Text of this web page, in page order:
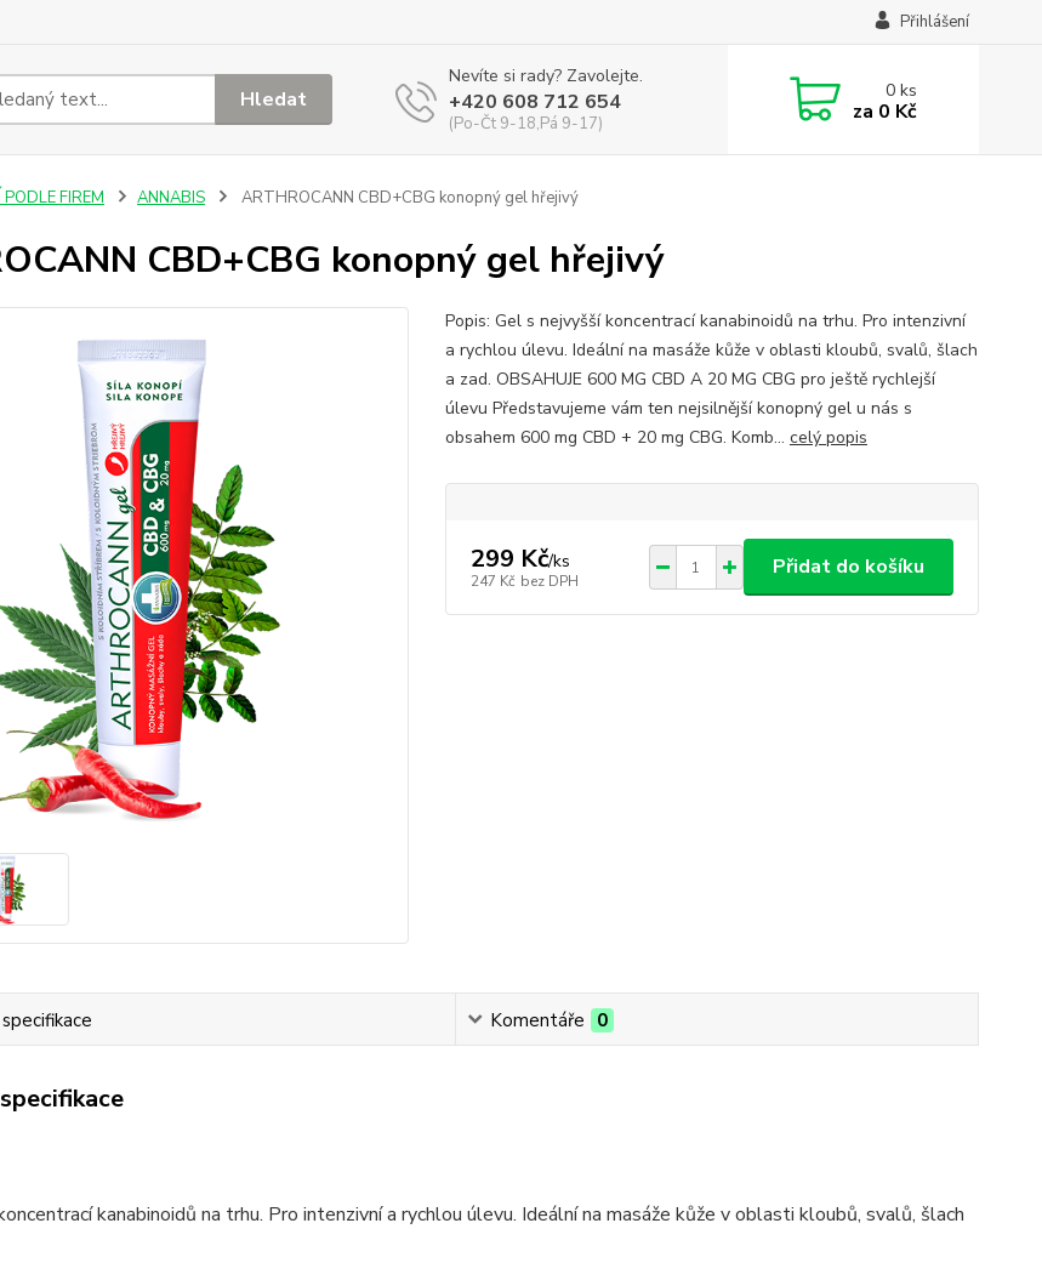
Přihlášení
Hledat
Nevíte si rady? Zavolejte.
+420 608 712 654
(Po-Čt 9-18,Pá 9-17)
0ks
za 0 Kč
PODLE FIREM ANNABIS ARTHROCANN CBD+CBG konopný gel hřejivý
CBD+CBG konopný gel hřejivý
Popis: Gel s nejvyšší koncentrací kanabinoidů na trhu. Pro intenzivní
a rychlou úlevu. Ideální na masáže kůže v oblasti kloubů, svalů, šlach
a zad. OBSAHUJE 600 MG CBD A 20 MG CBG pro ještě rychlejší
úlevu Představujeme vám ten nejsilnější konopný gel u nás s
obsahem 600 mg CBD + 20 mg CBG. Komb... celý popis
299 Kč/ks
247 Kč bez DPH
Přidat do košíku
Komentáře 0
kanabinoidů na trhu. Pro intenzivní a rychlou úlevu. Ideální na masáže kůže v oblasti kloubů, svalů, šlach